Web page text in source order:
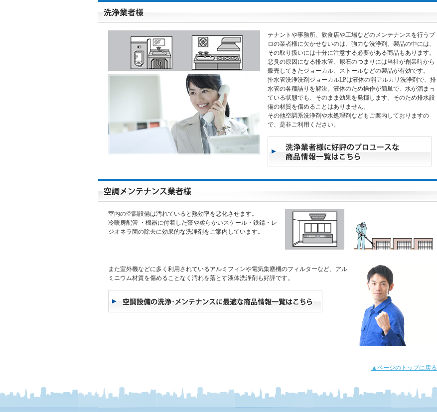
テナントや事務所、飲食店や工場などのメンテナンスを行うプ
ロの業者様に欠かせないのは、強力な洗浄剤。製品の中には、
その取り扱いには十分に注意する必要がある商品もあります。
悪臭の原因になる排水管、尿石のつまりには当社が創業時から
販売してきたジョーカル、ストールなどの製品が有効です。
排水管洗浄洗剤ジョーカルLPは液体の弱アルカリ洗浄剤で、排
水管の各種詰りを解決。液体のため操作が簡単で、水が溜まっ
ている状態でも、そのまま効果を発揮します。そのため排水設
備の材質を傷めることはありません。
その他空調系洗浄剤や水処理剤などもご案内しておりますの
で、是非ご利用ください。
室内の空調設備は汚れていると熱効率を悪化させます。
冷暖房配管 ・機器に付着した藻や柔らかいスケール・鉄錆・レ
ジオネラ菌の除去に効果的な洗浄剤をご案内しています。
また室外機などに多く利用されているアルミフィンや電気集塵機のフィルターなど、アル
ミニウム材質を傷めることなく汚れを落とす液体洗浄剤も好評です。
▲ページのトップに戻る